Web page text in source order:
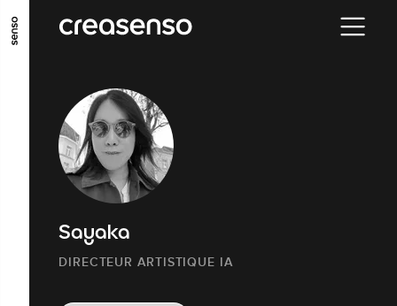
ALLER AU CONTENU PRINCIPAL
ALLER EN BAS DE PAGE
Sayaka
DIRECTEUR ARTISTIQUE IA